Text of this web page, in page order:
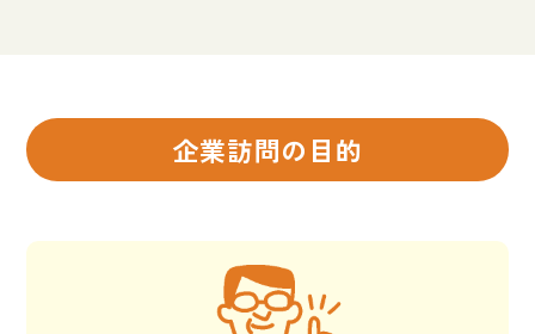
企業訪問の目的